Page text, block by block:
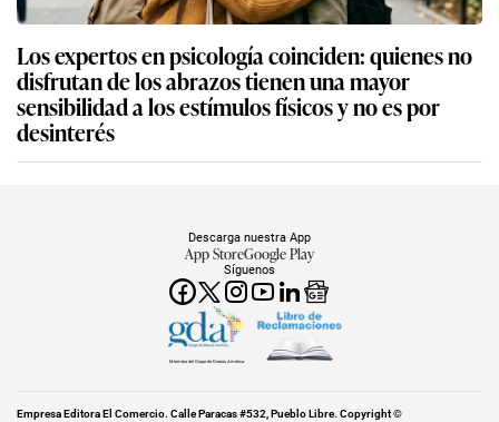
Los expertos en psicología coinciden: quienes no
disfrutan de los abrazos tienen una mayor
sensibilidad a los estímulos físicos y no es por
desinterés
Síguenos
Descarga nuestra App
App StoreGoogle Play
Miembro del Grupo de Diarios América
Empresa Editora El Comercio. Calle Paracas #532, Pueblo Libre. Copyright ©